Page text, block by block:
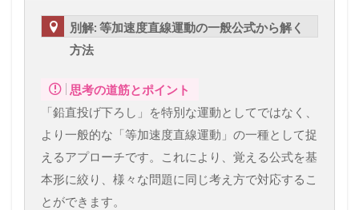
別解: 等加速度直線運動の一般公式から解く
方法
思考の道筋とポイント
「鉛直投げ下ろし」を特別な運動としてではなく、
より一般的な「等加速度直線運動」の一種として捉
えるアプローチです。これにより、覚える公式を基
本形に絞り、様々な問題に同じ考え方で対応するこ
とができます。